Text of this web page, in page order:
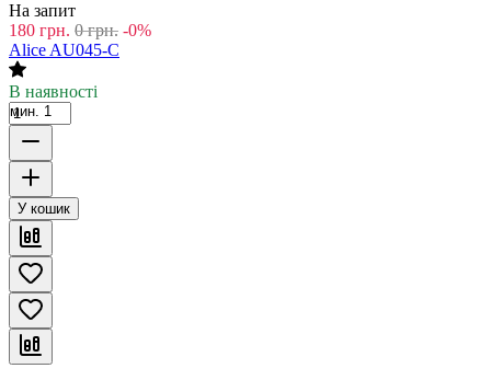
На запит
180 грн. 0 грн. -0%
Alice AU045-C
В наявності
мин. 1
У кошик